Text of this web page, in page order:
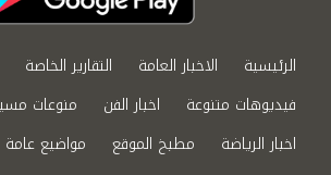
الرئيسية الاخبار العامة التقارير الخاصة
فيديوهات متنوعة
اخبار الفن
منوعات
اخبار الرياضة
مطبخ الموقع
مواضيع عامة